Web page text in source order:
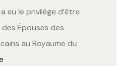
eu le privilège d’être
Épouses des
au Royaume du